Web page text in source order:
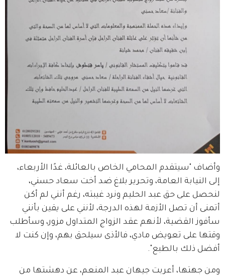
وأضاف "سيتقدم المحامي الخاص بالعائلة، غدًا الأربعاء،
إلى النيابة العامة، وتحرير بلاغ ضد أخت سعاد حسني،
لنحصل على حق عبد الحليم ونرد غيبته، رغم أنني لم أكن
أتمنى أن تصل الأزمة لهذه الدرجة، لأنني على يقين بأنني
سأفوز القضية، لأنهم عقد الزواج المتداول مزور، وسأطلب
وقتها على تعويض مادي، فالأذى سيلحق بهم، وإن كنت لا
أفضل ذلك بالطبع".
ومن جهتها، أعربت جيهان عبد المنعم، عن دهشتها من